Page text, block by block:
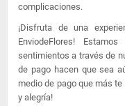
complicaciones.
¡Disfruta de una
EnviodeFlores!
sentimientos a través de
de pago hacen que sea
medio de pago que más
y alegría!